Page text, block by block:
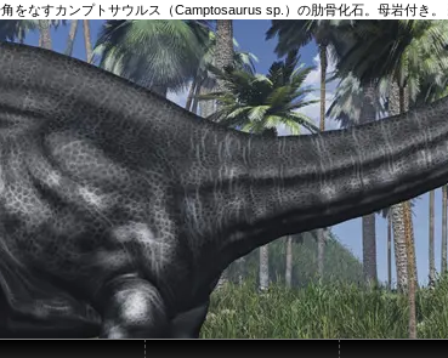
をなすカンプトサウルス（Camptosaurus sp.）の肋骨化石。母岩付き。